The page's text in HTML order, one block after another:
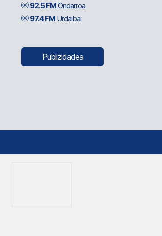
92.5 FMOndarroa
97.4 FM Urdaibai
Publizidadea